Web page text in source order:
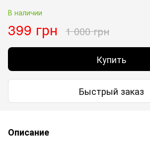
В наличии
399 грн 1 000 грн
Купить
Быстрый заказ
Описание